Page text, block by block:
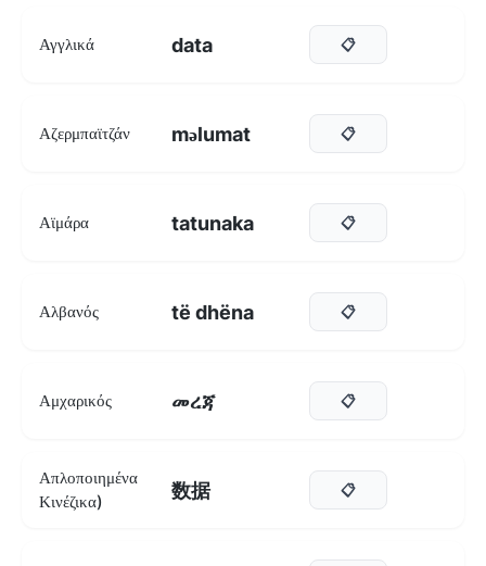
Αγγλικά data 📋
Αζερμπαϊτζάν məlumat 📋
Αϊμάρα tatunaka 📋
Αλβανός të dhëna 📋
Αμχαρικός መረጃ 📋
Απλοποιημένα
Κινέζικα)
数据 📋